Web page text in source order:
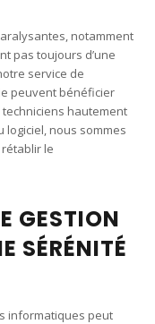
notamment
pas toujours d’une
service de
peuvent bénéficier
hautement
logiciel, nous sommes
le
GESTION
SÉRÉNITÉ
informatiques peut